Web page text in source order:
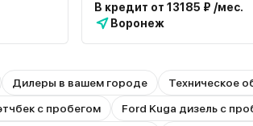
В кредит от 13185 ₽ /мес.
Воронеж
Дилеры в вашем городе Техническое
с пробегом Ford Kuga дизель с